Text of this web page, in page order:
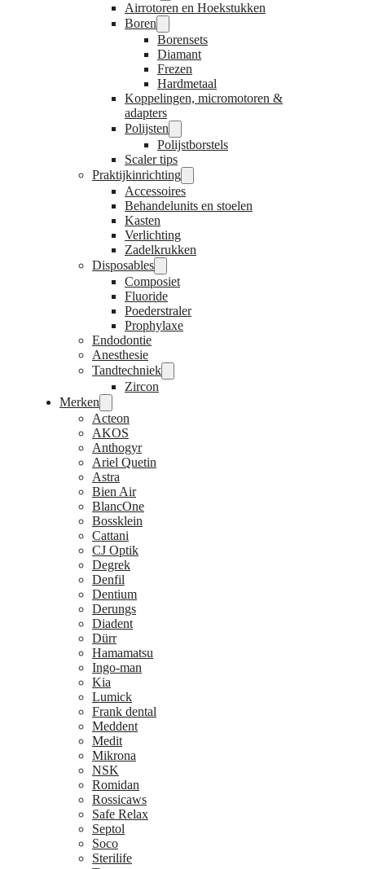
Airrotoren en Hoekstukken
Boren
Borensets
Diamant
Frezen
Hardmetaal
Koppelingen, micromotoren &
adapters
Polijsten
Polijstborstels
Scaler tips
Praktijkinrichting
Accessoires
Behandelunits en stoelen
Kasten
Verlichting
Zadelkrukken
Disposables
Composiet
Fluoride
Poederstraler
Prophylaxe
Endodontie
Anesthesie
Tandtechniek
Zircon
Merken
Acteon
AKOS
Anthogyr
Ariel Quetin
Astra
Bien Air
BlancOne
Bossklein
Cattani
CJ Optik
Degrek
Denfil
Dentium
Derungs
Diadent
Dürr
Hamamatsu
Ingo-man
Kia
Lumick
Frank dental
Meddent
Medit
Mikrona
NSK
Romidan
Rossicaws
Safe Relax
Septol
Soco
Sterilife